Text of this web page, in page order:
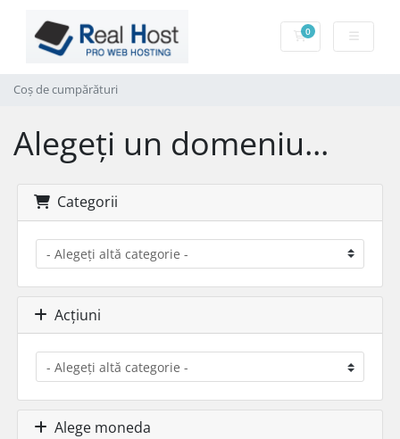
0Coș de
Coș de cumpărături
Alegeți un domeniu...
Categorii
Acțiuni
Alege moneda